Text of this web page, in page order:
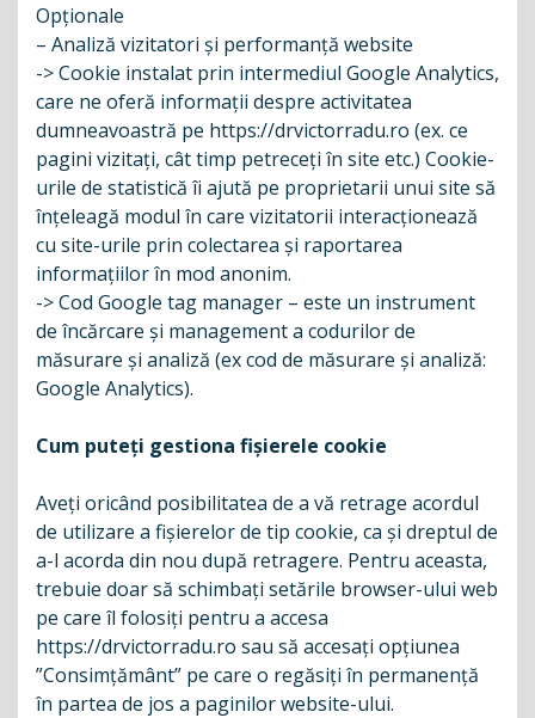
Opționale
– Analiză vizitatori și performanță website
-> Cookie instalat prin intermediul Google Analytics,
care ne oferă informații despre activitatea
dumneavoastră pe https://drvictorradu.ro (ex. ce
pagini vizitați, cât timp petreceți în site etc.) Cookie-
urile de statistică îi ajută pe proprietarii unui site să
înţeleagă modul în care vizitatorii interacţionează
cu site-urile prin colectarea şi raportarea
informaţiilor în mod anonim.
-> Cod Google tag manager – este un instrument
de încărcare și management a codurilor de
măsurare și analiză (ex cod de măsurare și analiză:
Google Analytics).
Cum puteți gestiona fișierele cookie
Aveți oricând posibilitatea de a vă retrage acordul
de utilizare a fișierelor de tip cookie, ca și dreptul de
a-l acorda din nou după retragere. Pentru aceasta,
trebuie doar să schimbați setările browser-ului web
pe care îl folosiți pentru a accesa
https://drvictorradu.ro sau să accesați opțiunea
”Consimțământ” pe care o regăsiți în permanență
în partea de jos a paginilor website-ului.